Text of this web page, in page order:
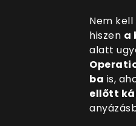
Nem
hiszen a
alatt
ba is,
ellőtt